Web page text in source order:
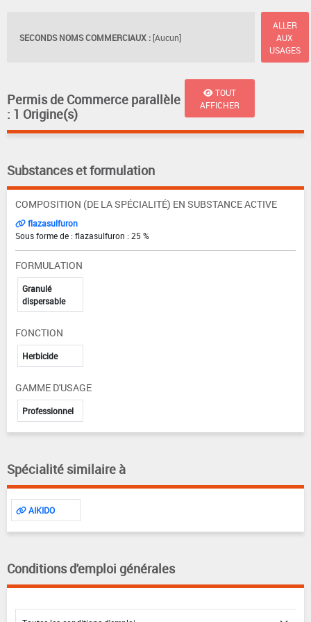
SECONDS NOMS COMMERCIAUX : [Aucun]
ALLER
AUX
USAGES
Permis de Commerce parallèle
: 1 Origine(s)
TOUT
AFFICHER
Substances et formulation
COMPOSITION (DE LA SPÉCIALITÉ) EN SUBSTANCE ACTIVE
flazasulfuron
Sous forme de : flazasulfuron : 25 %
FORMULATION
Granulé
dispersable
FONCTION
Herbicide
GAMME D'USAGE
Professionnel
Spécialité similaire à
AIKIDO
Conditions d'emploi générales